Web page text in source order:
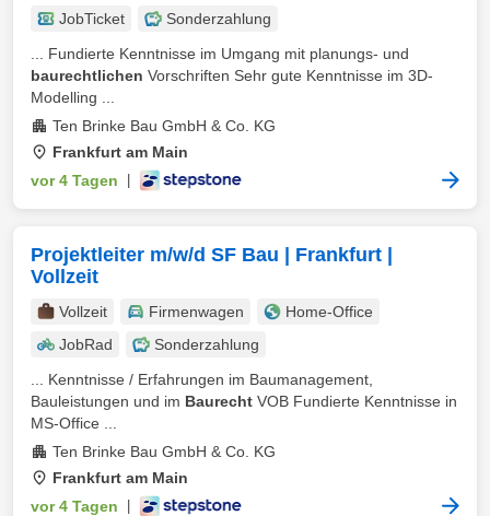
JobTicket
Sonderzahlung
... Fundierte Kenntnisse im Umgang mit planungs- und
baurechtlichen Vorschriften Sehr gute Kenntnisse im 3D-
Modelling ...
Ten Brinke Bau GmbH & Co. KG
Frankfurt am Main
vor 4 Tagen
Projektleiter m/w/d SF Bau | Frankfurt |
Vollzeit
Vollzeit Firmenwagen
Home-Office
JobRad
Sonderzahlung
... Kenntnisse / Erfahrungen im Baumanagement,
Bauleistungen und im Baurecht VOB Fundierte Kenntnisse in
MS-Office ...
Ten Brinke Bau GmbH & Co. KG
Frankfurt am Main
vor 4 Tagen